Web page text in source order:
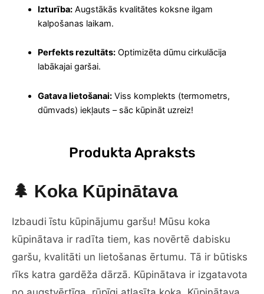
Izturība:Augstākās kvalitātes koksne ilgam
kalpošanas laikam.
Perfekts rezultāts:Optimizēta dūmu cirkulācija
labākajai garšai.
Gatava lietošanai:Viss komplekts (termometrs,
dūmvads) iekļauts – sāc kūpināt uzreiz!
Produkta Apraksts
🌲 Koka Kūpinātava
Izbaudi īstu kūpinājumu garšu! Mūsu koka
kūpinātava ir radīta tiem, kas novērtē dabisku
garšu, kvalitāti un lietošanas ērtumu. Tā ir būtisks
rīks katra gardēža dārzā. Kūpinātava ir izgatavota